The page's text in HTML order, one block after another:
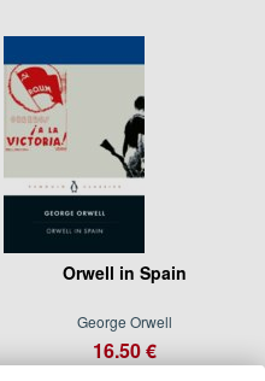
Orwell in Spain
George Orwell
16.50 €